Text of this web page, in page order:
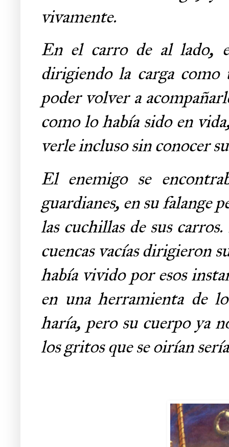
vivamente.
En el carro de al lado,
dirigiendo la carga como
poder volver a
como lo había sido en
verle incluso sin conocer
El enemigo se
guardianes, en su falange
las cuchillas de sus
cuencas vacías dirigieron
había vivido por esos
en una herramienta de
haría, pero su cuerpo ya
los gritos que se oirían